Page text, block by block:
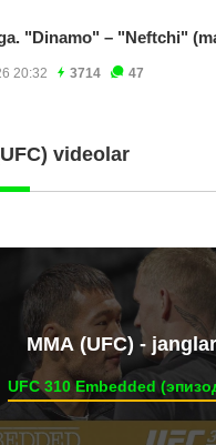
"Dinamo" – "Neftchi"
20:32 3714 47
videolar
ММА (UFC) -
UFC 310 Embedded